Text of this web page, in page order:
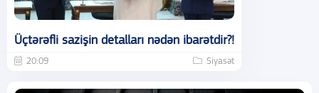
Üçtərəfli sazişin detalları nədən ibarətdir?!
20:09 Siyasət